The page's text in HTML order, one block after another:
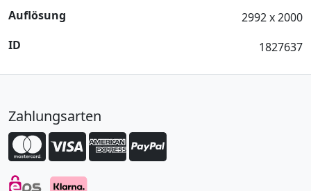
Auflösung
2992 x 2000
ID
1827637
Zahlungsarten